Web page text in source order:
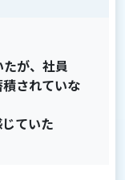
が、社員
されていな
ていた